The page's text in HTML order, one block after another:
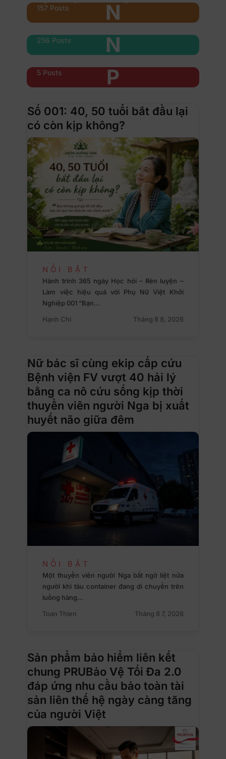
N
157 Posts
N
256 Posts
P
5 Posts
Số 001: 40, 50 tuổi bắt đầu lại
có còn kịp không?
NỔI BẬT
Hành trình 365 ngày Học hỏi – Rèn luyện –
Làm việc hiệu quả với Phụ Nữ Việt Khởi
Nghiệp 001 “Bạn…
Hạnh Chi
Tháng 8 8, 2026
Nữ bác sĩ cùng ekip cấp cứu
Bệnh viện FV vượt 40 hải lý
bằng ca nô cứu sống kịp thời
thuyền viên người Nga bị xuất
huyết não giữa đêm
NỔI BẬT
Một thuyền viên người Nga bất ngờ liệt nửa
người khi tàu container đang di chuyển trên
luồng hàng…
Toan Thien
Tháng 8 7, 2026
Sản phẩm bảo hiểm liên kết
chung PRUBảo Vệ Tối Đa 2.0
đáp ứng nhu cầu bảo toàn tài
sản liên thế hệ ngày càng tăng
của người Việt